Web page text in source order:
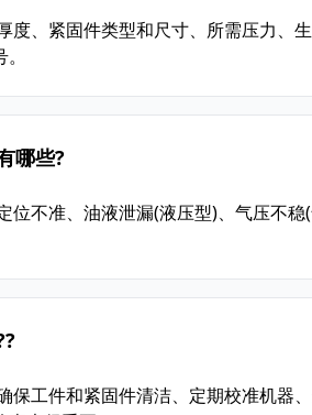
度、紧固件类型和尺寸、所需压力、
哪些?
位不准、油液泄漏(液压型)、气压不
保工件和紧固件清洁、定期校准机器